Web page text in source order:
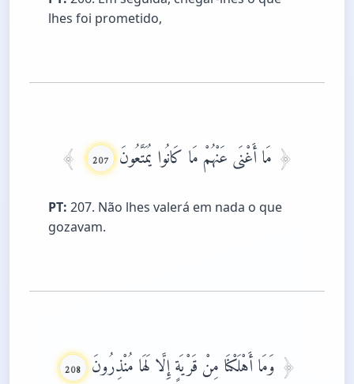
lhes foi prometido,
مَا أَغْنَى عَنْهُمْ مَا كَانُوا يُمَتَّعُونَ 207
PT: 207. Não lhes valerá em nada o que
gozavam.
وَمَا أَهْلَكْنَا مِنْ قَرْيَةٍ إِلَّا لَهَا مُنْذِرُونَ 208